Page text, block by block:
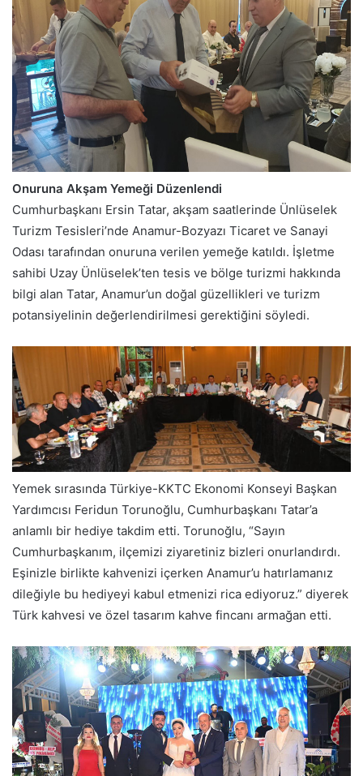
Onuruna Akşam Yemeği Düzenlendi
Cumhurbaşkanı Ersin Tatar, akşam saatlerinde Ünlüselek
Turizm Tesisleri’nde Anamur-Bozyazı Ticaret ve Sanayi
Odası tarafından onuruna verilen yemeğe katıldı. İşletme
sahibi Uzay Ünlüselek’ten tesis ve bölge turizmi hakkında
bilgi alan Tatar, Anamur’un doğal güzellikleri ve turizm
potansiyelinin değerlendirilmesi gerektiğini söyledi.
Yemek sırasında Türkiye-KKTC Ekonomi Konseyi Başkan
Yardımcısı Feridun Torunoğlu, Cumhurbaşkanı Tatar’a
anlamlı bir hediye takdim etti. Torunoğlu, “Sayın
Cumhurbaşkanım, ilçemizi ziyaretiniz bizleri onurlandırdı.
Eşinizle birlikte kahvenizi içerken Anamur’u hatırlamanız
dileğiyle bu hediyeyi kabul etmenizi rica ediyoruz.” diyerek
Türk kahvesi ve özel tasarım kahve fincanı armağan etti.